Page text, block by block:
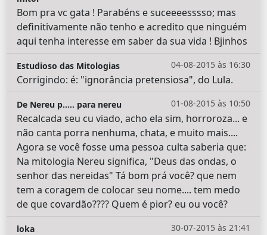
Bom pra vc gata ! Parabéns e suceeeesssso; mas
definitivamente não tenho e acredito que ninguém
aqui tenha interesse em saber da sua vida ! Bjinhos
04-08-2015 às 16:30
Estudioso das Mitologias
Corrigindo: é: "ignorância pretensiosa", do Lula.
01-08-2015 às 10:50
De Nereu p..... para nereu
Recalcada seu cu viado, acho ela sim, horroroza... e
não canta porra nenhuma, chata, e muito mais....
Agora se você fosse uma pessoa culta saberia que:
Na mitologia Nereu significa, "Deus das ondas, o
senhor das nereidas" Tá bom prá você? que nem
tem a coragem de colocar seu nome.... tem medo
de que covardão???? Quem é pior? eu ou você?
30-07-2015 às 21:41
loka